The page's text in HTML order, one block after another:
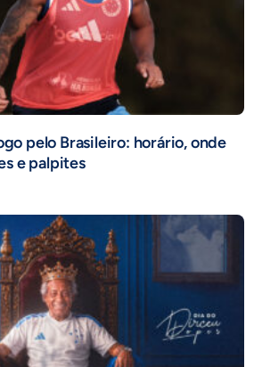
pelo Brasileiro: horário, onde
e palpites